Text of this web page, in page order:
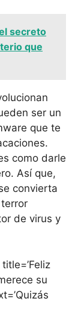
secreto
que
ser un
que te
como darle
Así que,
convierta
de virus y
su